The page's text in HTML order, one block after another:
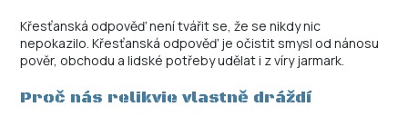
Křesťanská odpověď není tvářit se, že se nikdy nic
nepokazilo. Křesťanská odpověď je očistit smysl od nánosu
pověr, obchodu a lidské potřeby udělat i z víry jarmark.
Proč nás relikvie vlastně dráždí